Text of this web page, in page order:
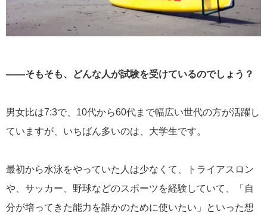
――そもそも、どんな人が試験を受けているのでしょう？
男女比は7:3で、10代から60代まで幅広い世代の方が活躍し
ていますが、いちばん多いのは、大学生です。
最初から水泳をやっていた人は少なくて、トライアスロン
や、サッカー、野球などのスポーツを経験していて、「自
分が培ってきた能力を誰かのために使いたい」といった想